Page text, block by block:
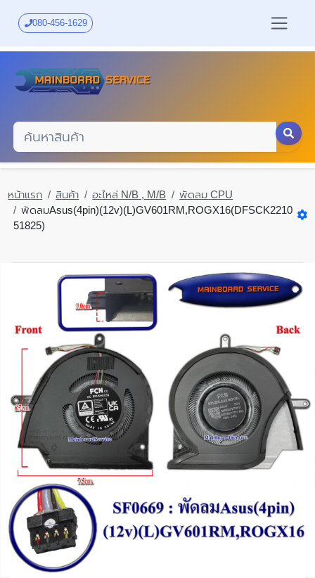
content
080-456-1629
หน้าแรก สินค้า อะไหล่ N/B , M/B
พัดลม CPU
พัดลมAsus(4pin)(12v)(L)GV601RM,ROGX16(DFSCK2210
51825)